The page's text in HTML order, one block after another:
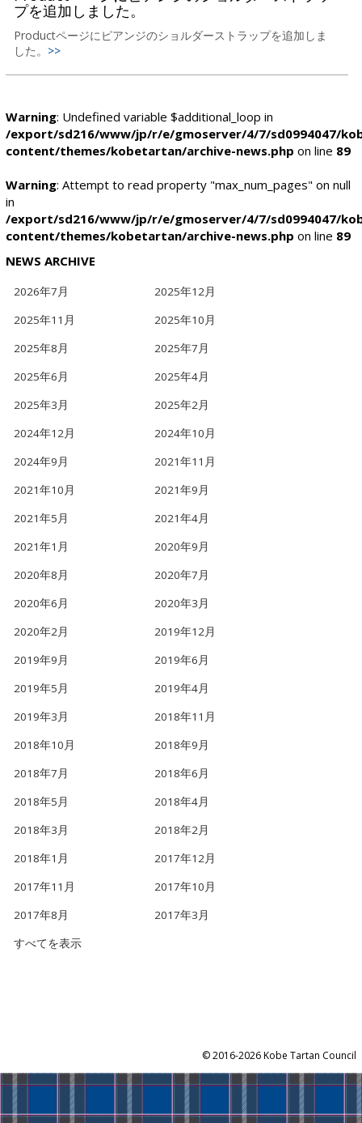
プを追加しました。
Productページにピアンジのショルダーストラップを追加しま
した。 >>
Warning: Undefined variable $additional_loop in
/export/sd216/www/jp/r/e/gmoserver/4/7/sd0994047/
content/themes/kobetartan/archive-news.php on line 89
Warning: Attempt to read property "max_num_pages" on null
in
/export/sd216/www/jp/r/e/gmoserver/4/7/sd0994047/
content/themes/kobetartan/archive-news.php on line 89
NEWS ARCHIVE
2026年7月
2025年12月
2025年11月
2025年10月
2025年8月
2025年7月
2025年6月
2025年4月
2025年3月
2025年2月
2024年12月
2024年10月
2024年9月
2021年11月
2021年10月
2021年9月
2021年5月
2021年4月
2021年1月
2020年9月
2020年8月
2020年7月
2020年6月
2020年3月
2020年2月
2019年12月
2019年9月
2019年6月
2019年5月
2019年4月
2019年3月
2018年11月
2018年10月
2018年9月
2018年7月
2018年6月
2018年5月
2018年4月
2018年3月
2018年2月
2018年1月
2017年12月
2017年11月
2017年10月
2017年8月
2017年3月
すべてを表示
©2016-2026 Kobe Tartan Council